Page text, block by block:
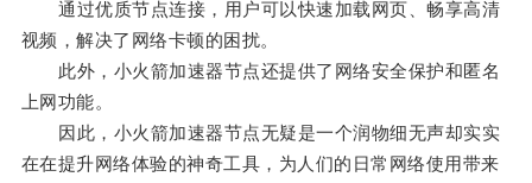
通过优质节点连接，用户可以快速加载网页、畅享高清
视频，解决了网络卡顿的困扰。
此外，小火箭加速器节点还提供了网络安全保护和匿名
上网功能。
因此，小火箭加速器节点无疑是一个润物细无声却实实
在在提升网络体验的神奇工具，为人们的日常网络使用带来